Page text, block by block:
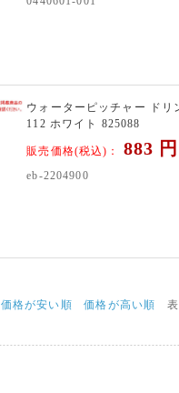
ウォーターピッチャー ドリ
112 ホワイト 825088
販売価格(税込)： 883 円
eb-2204900
価格が安い順 価格が高い順
表